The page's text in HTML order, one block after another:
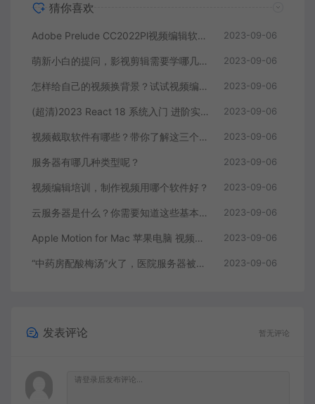
猜你喜欢
Adobe Prelude CC2022Pl视频编辑软件中文直装版 2023-09-06
萌新小白的提问，影视剪辑需要学哪几个软件？ 2023-09-06
怎样给自己的视频换背景？试试视频编辑软件 2023-09-06
(超清)2023 React 18 系统入门 进阶实战《欢乐购》 2023-09-06
视频截取软件有哪些？带你了解这三个视频编辑软件 2023-09-06
服务器有哪几种类型呢？ 2023-09-06
视频编辑培训，制作视频用哪个软件好？ 2023-09-06
云服务器是什么？你需要知道这些基本知识 2023-09-06
Apple Motion for Mac 苹果电脑 视频编辑软件 2023-09-06
“中药房配酸梅汤”火了，医院服务器被挤爆，网友：更适合中国宝宝体质 2023-09-06
发表评论 暂无评论